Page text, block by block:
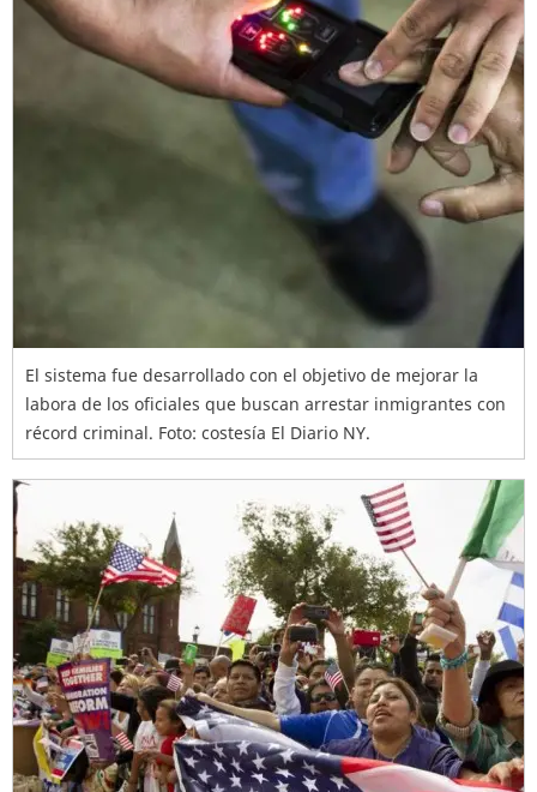
El sistema fue desarrollado con el objetivo de mejorar la
labora de los oficiales que buscan arrestar inmigrantes con
récord criminal. Foto: costesía El Diario NY.